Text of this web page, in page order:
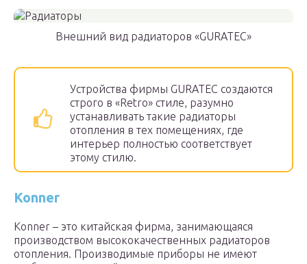
Внешний вид радиаторов «GURATEC»
Устройства фирмы GURATEC создаются
строго в «Retro» стиле, разумно
устанавливать такие радиаторы
отопления в тех помещениях, где
интерьер полностью соответствует
этому стилю.
Konner
Konner – это китайская фирма, занимающаяся
производством высококачественных радиаторов
отопления. Производимые приборы не имеют